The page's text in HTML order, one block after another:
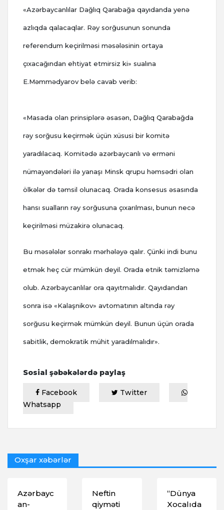
«Azərbaycanlılar Dağlıq Qarabağa qayıdanda yenə
azlıqda qalacaqlar. Rəy sorğusunun sonunda
referendum keçirilməsi məsələsinin ortaya
çıxacağından ehtiyat etmirsiz ki» sualına
E.Məmmədyarov belə cavab verib:
«Masada olan prinsiplərə əsasən, Dağlıq Qarabağda
rəy sorğusu keçirmək üçün xüsusi bir komitə
yaradılacaq. Komitədə azərbaycanlı və erməni
nümayəndələri ilə yanaşı Minsk qrupu həmsədri olan
ölkələr də təmsil olunacaq. Orada konsesus əsasında
hansı sualların rəy sorğusuna çıxarılması, bunun necə
keçirilməsi müzakirə olunacaq.
Bu məsələlər sonrakı mərhələyə qalır. Çünki indi bunu
etmək heç cür mümkün deyil. Orada etnik təmizləmə
olub. Azərbaycanlılar ora qayıtmalıdır. Qayıdandan
sonra isə «Kalaşnikov» avtomatının altında rəy
sorğusu keçirmək mümkün deyil. Bunun üçün orada
sabitlik, demokratik mühit yaradılmalıdır».
Sosial şəbəkələrdə paylaş
Facebook
Twitter
Whatsapp
Oxşar xəbərlər
Azərbayc
an-
Neftin
qiyməti
“Dünya
Xocalıda